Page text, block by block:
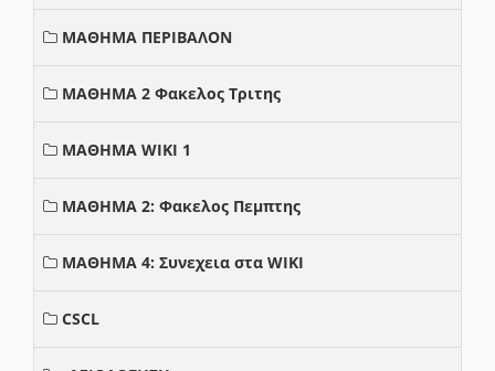
ΜΑΘΗΜΑ ΠΕΡΙΒΑΛΟΝ
ΜΑΘΗΜΑ 2 Φακελος Τριτης
ΜΑΘΗΜΑ WIKI 1
ΜΑΘΗΜΑ 2: Φακελος Πεμπτης
ΜΑΘΗΜΑ 4: Συνεχεια στα WIKI
CSCL